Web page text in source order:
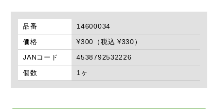
品番
14600034
価格
¥300（税込 ¥330）
JANコード
4538792532226
個数
1ヶ